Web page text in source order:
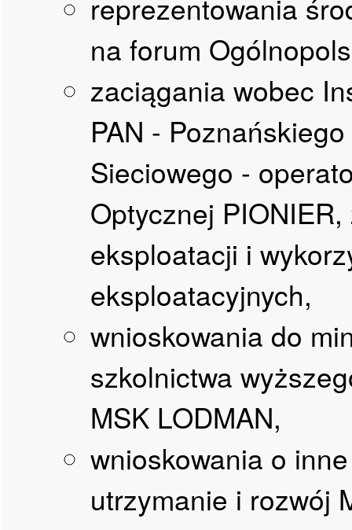
na forum
zaciągania wobec
PAN -
Sieciowego -
Optycznej
eksploatacji i
eksploatacyjnych,
wnioskowania do
szkolnictwa
MSK LODMAN,
wnioskowania o
utrzymanie i rozwój